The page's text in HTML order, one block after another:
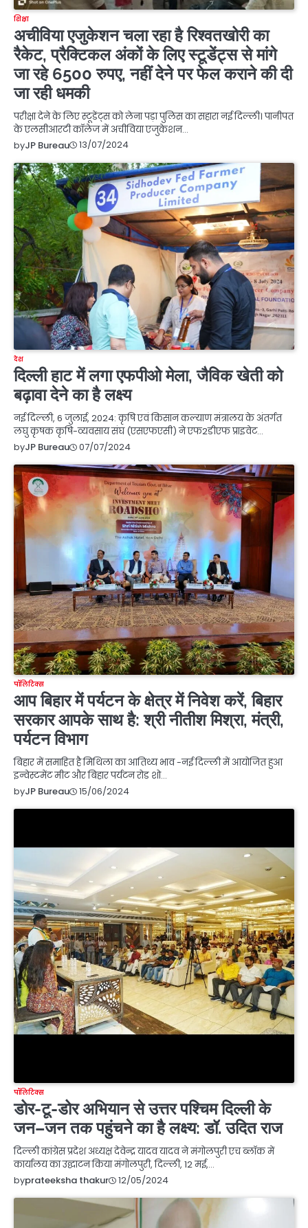
शिक्षा
अचीविया एजुकेशन चला रहा है रिश्वतखोरी का
रैकेट, प्रैक्टिकल अंकों के लिए स्टूडेंट्स से मांगे
जा रहे 6500 रुपए, नहीं देने पर फेल कराने की दी
जा रही धमकी
परीक्षा देने के लिए स्टूडेंट्स को लेना पड़ा पुलिस का सहारा नई दिल्ली। पानीपत
के एलसीआरटी कॉलेज में अचीविया एजुकेशन…
byJP Bureau 13/07/2024
देश
दिल्ली हाट में लगा एफपीओ मेला, जैविक खेती को
बढ़ावा देने का है लक्ष्य
नई दिल्ली, 6 जुलाई, 2024: कृषि एवं किसान कल्याण मंत्रालय के अंतर्गत
लघु कृषक कृषि-व्यवसाय संघ (एसएफएसी) ने एफ2डीएफ प्राइवेट…
byJP Bureau 07/07/2024
पॉलिटिक्स
आप बिहार में पर्यटन के क्षेत्र में निवेश करें, बिहार
सरकार आपके साथ है: श्री नीतीश मिश्रा, मंत्री,
पर्यटन विभाग
बिहार में समाहित है मिथिला का आतिथ्य भाव -नई दिल्ली में आयोजित हुआ
इन्वेस्टमेंट मीट और बिहार पर्यटन रोड शो…
byJP Bureau 15/06/2024
पॉलिटिक्स
डोर-टू-डोर अभियान से उत्तर पश्चिम दिल्ली के
जन–जन तक पहुंचने का है लक्ष्य: डॉ. उदित राज
दिल्ली कांग्रेस प्रदेश अध्यक्ष देवेन्द्र यादव यादव ने मंगोलपुरी एच ब्लॉक में
कार्यालय का उद्घाटन किया मंगोलपुरी, दिल्ली, 12 मई,…
byprateeksha thakur 12/05/2024